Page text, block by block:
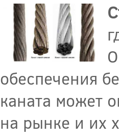
обеспечения
каната может
на рынке и их